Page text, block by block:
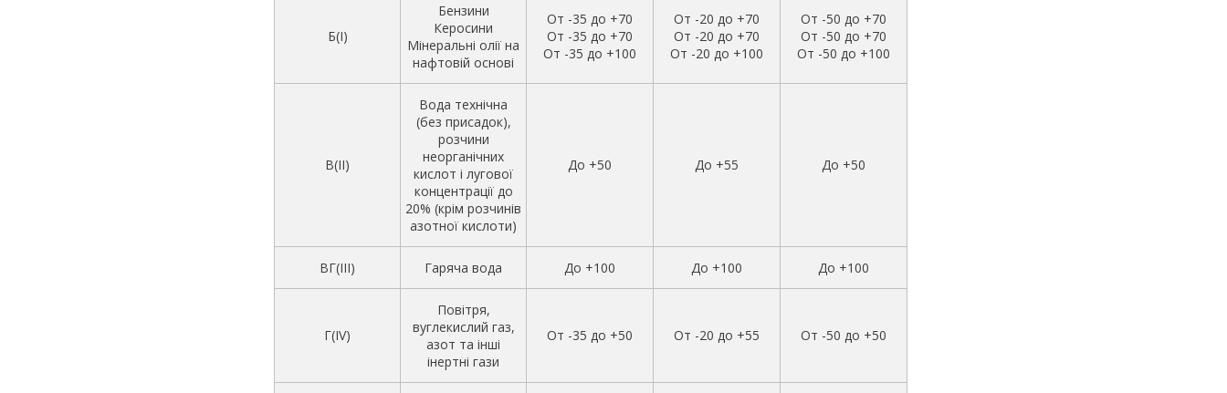
Б(I)
Бензини
Керосини
Мінеральні олії на
нафтовій основі
От -35 до +70
От -35 до +70
От -35 до +100
От -20 до +70
От -20 до +70
От -20 до +100
От -50 до +70
От -50 до +70
От -50 до +100
В(II)
Вода технічна
(без присадок),
розчини
неорганічних
кислот і лугової
концентрації до
20% (крім розчинів
азотної кислоти)
До +50 До +55 До +50
ВГ(III) Гаряча вода До +100 До +100 До +100
Г(IV)
Повітря,
вуглекислий газ,
азот та інші
інертні гази
От -35 до +50 От -20 до +55 От -50 до +50